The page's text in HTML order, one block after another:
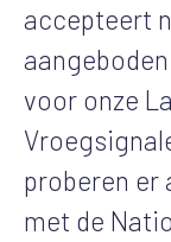
accepteert
voor onze
proberen er
met de